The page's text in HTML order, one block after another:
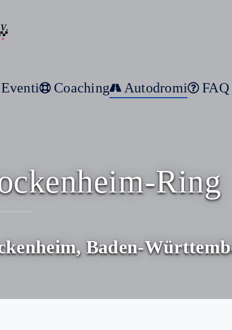
Eventi Coaching Autodromi FAQ
Ring
Baden-